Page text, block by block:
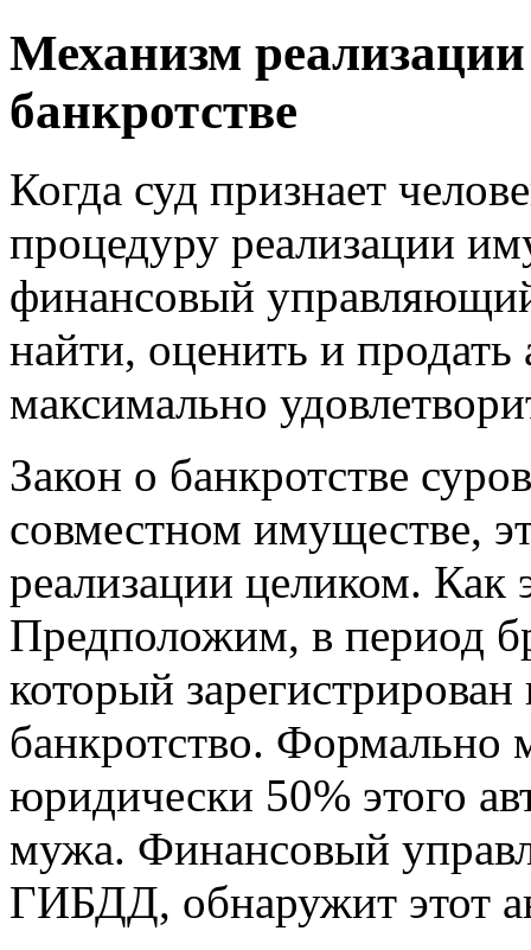
Механизм
банкротстве
Когда суд признает
процедуру реализации
финансовый
найти, оценить и
максимально
Закон о банкротстве
совместном имуществе,
реализации целиком. Как
Предположим, в период
который
банкротство.
юридически 50% этого
мужа. Финансовый
ГИБДД, обнаружит этот